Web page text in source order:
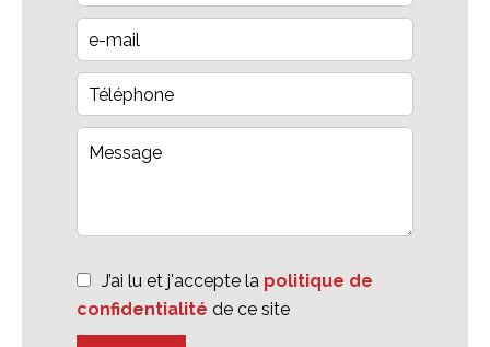
J’ai lu et j'accepte la politique de
confidentialité de ce site